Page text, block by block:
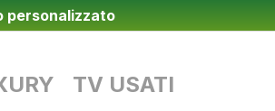
personalizzato
TV USATI